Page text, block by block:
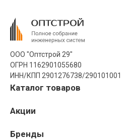
ООО "Оптстрой 29"
ОГРН 1162901055680
ИНН/КПП 2901276738/290101001
Каталог товаров
Акции
Бренды